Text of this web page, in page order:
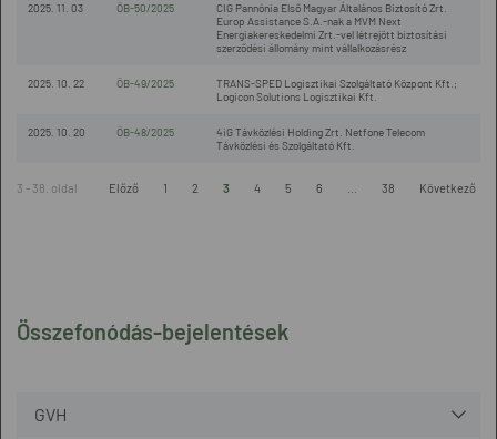
Összefonódás-bejelentések
GVH
2025. 11. 03 ÖB-50/2025
CIG Pannónia Első Magyar Általános Biztosító Zrt.
Europ Assistance S.A.-nak a MVM Next
Energiakereskedelmi Zrt.-vel létrejött biztosítási
szerződési állomány mint vállalkozásrész
2025. 10. 22 ÖB-49/2025
TRANS-SPED Logisztikai Szolgáltató Központ Kft.;
Logicon Solutions Logisztikai Kft.
2025. 10. 20 ÖB-48/2025
4iG Távközlési Holding Zrt. Netfone Telecom
Távközlési és Szolgáltató Kft.
3 - 38. oldal Előző 1 2 3 4 5 6 38 Következő